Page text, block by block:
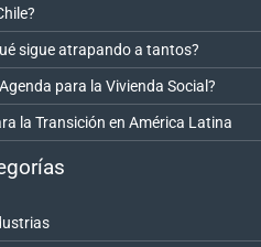
sigue atrapando a tantos?
para la Vivienda Social?
la Transición en América Latina